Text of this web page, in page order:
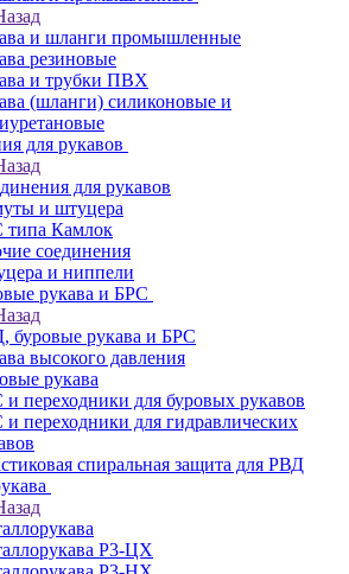
и шланги промышленные
резиновые
и трубки ПВХ
(шланги) силиконовые и
для рукавов
для рукавов
и штуцера
типа Камлок
соединения
и ниппели
рукава и БРС
буровые рукава и БРС
высокого давления
рукава
переходники для буровых рукавов
переходники для гидравлических
спиральная защита для РВД
Р3-ЦХ